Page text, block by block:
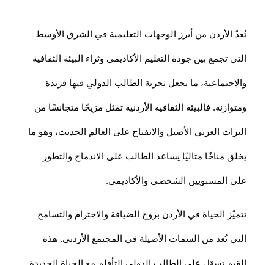
تُعدّ الأردن من أبرز الوجهات التعليمية في الشرق الأوسط
التي تجمع بين جودة التعليم الأكاديمي وثراء البيئة الثقافية
والاجتماعية، ما يجعل تجربة الطالب الدولي فيها فريدة
ومتوازنة. فالبيئة الثقافية الأردنية تمثل مزيجًا متجانسًا من
التراث العربي الأصيل والانفتاح على العالم الحديث، وهو ما
يخلق مناخًا مثاليًا يساعد الطالب على الاندماج والتطور
على المستويين الشخصي والأكاديمي.
تتميّز الحياة في الأردن بروح الضيافة والاحترام والتسامح
التي تُعد من السمات الأصيلة في المجتمع الأردني. هذه
القيم تسهّل على الطالب الدولي التأقلم مع الحياة الجديدة